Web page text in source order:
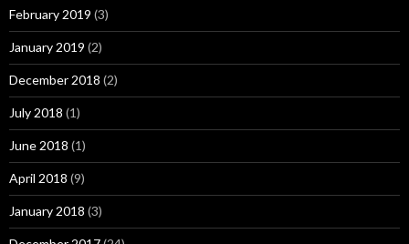
February 2019 (3)
January 2019 (2)
December 2018 (2)
July 2018 (1)
June 2018 (1)
April 2018 (9)
January 2018 (3)